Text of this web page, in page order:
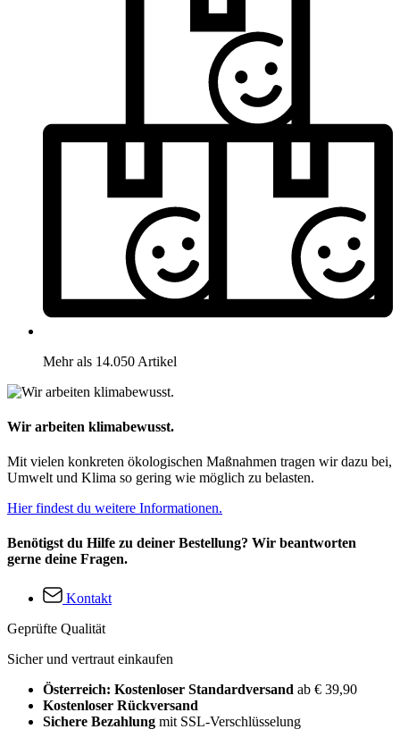
Mehr als 14.050 Artikel
Wir arbeiten klimabewusst.
Mit vielen konkreten ökologischen Maßnahmen tragen wir dazu bei,
Umwelt und Klima so gering wie möglich zu belasten.
Hier findest du weitere Informationen.
Benötigst du Hilfe zu deiner Bestellung? Wir beantworten
gerne deine Fragen.
Kontakt
Geprüfte Qualität
Sicher und vertraut einkaufen
Österreich: Kostenloser Standardversand ab € 39,90
Kostenloser Rückversand
Sichere Bezahlung mit SSL-Verschlüsselung